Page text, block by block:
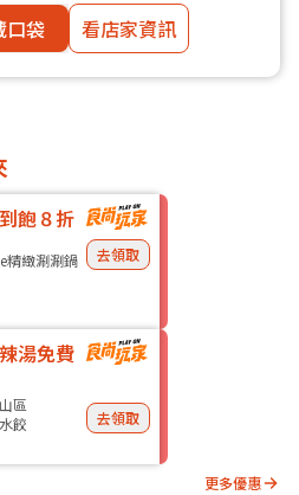
口袋
看店家資訊
飽８折
精緻涮涮鍋
去領取
湯免費
區
餃
去領取
更多優惠